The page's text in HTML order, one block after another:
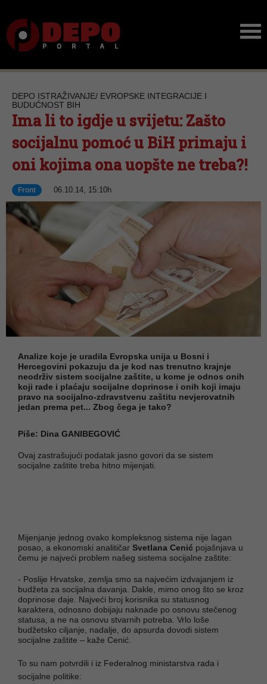
DEPO ISTRAŽIVANJE/ EVROPSKE INTEGRACIJE I
BUDUĆNOST BIH
Ima li to igdje u svijetu: Zašto
socijalnu pomoć u BiH primaju i
oni kojima ona uopšte ne treba?!
Front 06.10.14, 15:10h
Analize koje je uradila Evropska unija u Bosni i
Hercegovini pokazuju da je kod nas trenutno krajnje
neodrživ sistem socijalne zaštite, u kome je odnos onih
koji rade i plaćaju socijalne doprinose i onih koji imaju
pravo na socijalno-zdravstvenu zaštitu nevjerovatnih
jedan prema pet... Zbog čega je tako?
Piše: Dina GANIBEGOVIĆ
Ovaj zastrašujući podatak jasno govori da se sistem
socijalne zaštite treba hitno mijenjati.
Mijenjanje jednog ovako kompleksnog sistema nije lagan
posao, a ekonomski analitičar Svetlana Cenić pojašnjava u
čemu je najveći problem našeg sistema socijalne zaštite:
- Poslije Hrvatske, zemlja smo sa najvećim izdvajanjem iz
budžeta za socijalna davanja. Dakle, mimo onog što se kroz
doprinose daje. Najveći broj korisnika su statusnog
karaktera, odnosno dobijaju naknade po osnovu stečenog
statusa, a ne na osnovu stvarnih potreba. Vrlo loše
budžetsko ciljanje, nadalje, do apsurda dovodi sistem
socijalne zaštite – kaže Cenić.
To su nam potvrdili i iz Federalnog ministarstva rada i
socijalne politike: